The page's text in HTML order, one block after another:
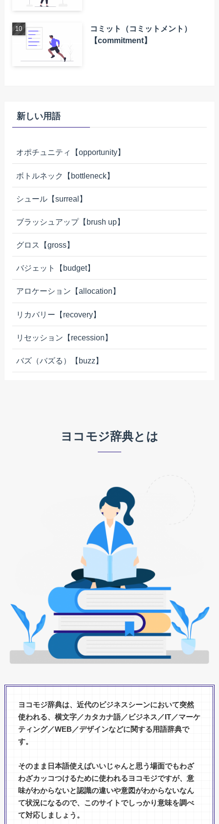
コミット（コミットメント）
【commitment】
新しい用語
オポチュニティ【opportunity】
ボトルネック【bottleneck】
シュール【surreal】
ブラッシュアップ【brush up】
グロス【gross】
バジェット【budget】
アロケーション【allocation】
リカバリー【recovery】
リセッション【recession】
バズ（バズる）【buzz】
ヨコモジ辞典とは
ヨコモジ辞典は、近代のビジネスシーンにおいて突然
使われる、横文字／カタカナ語／ビジネス／IT／マーケ
ティング／WEB／デザインなどに関する用語辞典で
す。
そのまま日本語使えばいいじゃんと思う場面でもわざ
わざカッコつけるために使われるヨコモジですが、意
味がわからないと認識の違いや意図がわからないなん
て状況になるので、このサイトでしっかり意味を調べ
て対応しましょう。